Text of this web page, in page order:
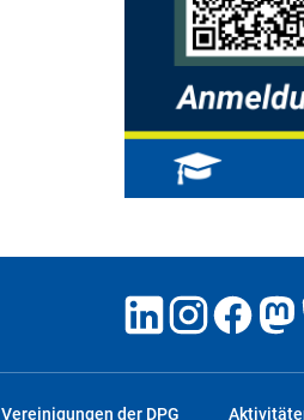
Vereinigungen der DPG